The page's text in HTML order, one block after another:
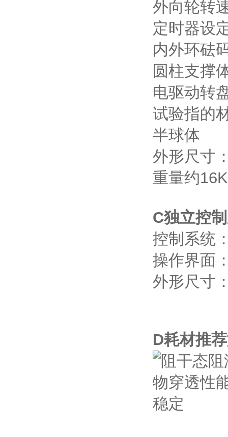
外向轮转
定时器设
内外环砝
圆柱支撑
电驱动转
试验指的
半球体
外形尺寸
重量约
C独立控
控制系统
操作界面
外形尺寸
D耗材推